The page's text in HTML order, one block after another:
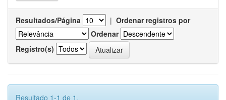
Resultados/Página | Ordenar registros por
Ordenar
Registro(s)
Resultado 1-1 de 1.